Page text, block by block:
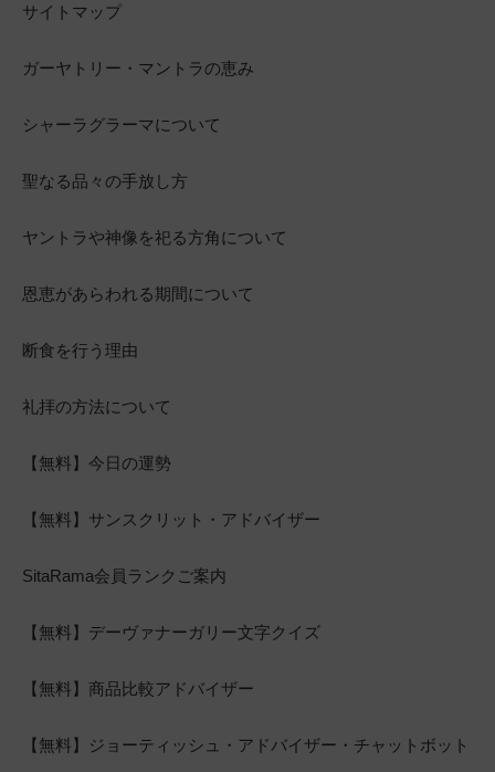
サイトマップ
ガーヤトリー・マントラの恵み
シャーラグラーマについて
聖なる品々の手放し方
ヤントラや神像を祀る方角について
恩恵があらわれる期間について
断食を行う理由
礼拝の方法について
【無料】今日の運勢
【無料】サンスクリット・アドバイザー
SitaRama会員ランクご案内
【無料】デーヴァナーガリー文字クイズ
【無料】商品比較アドバイザー
【無料】ジョーティッシュ・アドバイザー・チャットボット